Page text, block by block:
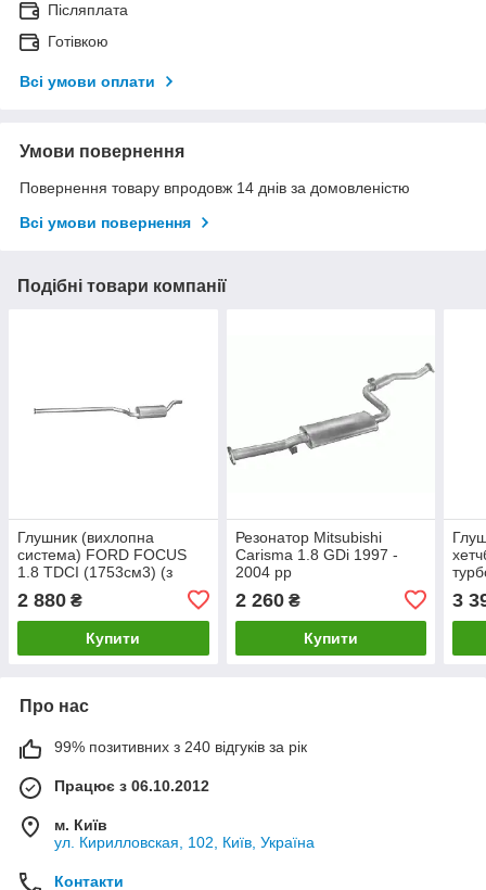
Післяплата
Готівкою
Всі умови оплати
Умови повернення
Повернення товару впродовж 14 днів за домовленістю
Всі умови повернення
Подібні товари компанії
Глушник (вихлопна
система) FORD FOCUS
1.8 TDCI (1753см3) (з
хетчбек/седан/універсал
2 880 ₴
Купити
Резонатор Mitsubishi
Carisma 1.8 GDi 1997 -
2004 рр
2 260₴
Купити
3
Про нас
99% позитивних з 240 відгуків за рік
Працює з 06.10.2012
м. Київ
ул. Кирилловская, 102, Київ, Україна
Контакти